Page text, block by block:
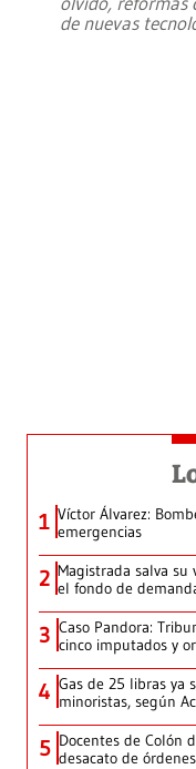
de nuevas
1 Víctor Álvarez:
emergencias
2 Magistrada salva su
el fondo de
3 Caso Pandora:
cinco imputados y
4 Gas de 25 libras ya
minoristas, según
5 Docentes de Colón
desacato de